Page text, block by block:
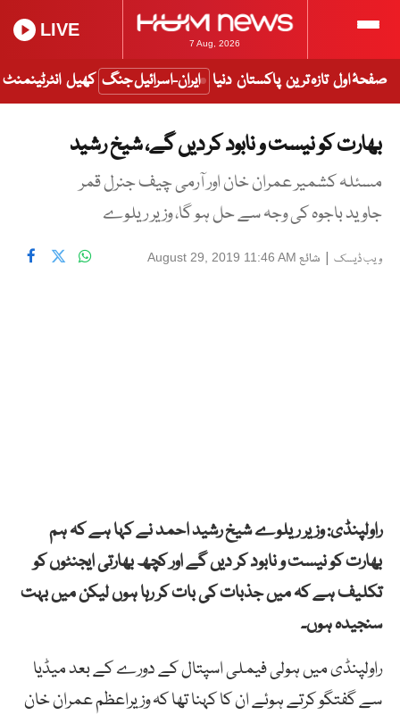
7 Aug, 2026
LIVE
صفحۂ اول تازہ ترین پاکستان دنیا ایران-اسرائیل جنگ کھیل انٹرٹینمنٹ
بھارت کو نیست و نابود کر دیں گے، شیخ رشید
مسئلہ کشمیر عمران خان اور آرمی چیف جنرل قمر
جاوید باجوہ کی وجہ سے حل ہو گا، وزیر ریلوے
ویب ڈیسک | شائع August 29, 2019 11:46 AM
راولپنڈی: وزیر ریلوے شیخ رشید احمد نے کہا ہے کہ ہم
بھارت کو نیست و نابود کر دیں گے اور کچھ بھارتی ایجنٹوں کو
تکلیف ہے کہ میں جذبات کی بات کر رہا ہوں لیکن میں بہت
سنجیدہ ہوں۔
راولپنڈی میں ہولی فیملی اسپتال کے دورے کے بعد میڈیا
سے گفتگو کرتے ہوئے ان کا کہنا تھا کہ وزیراعظم عمران خان